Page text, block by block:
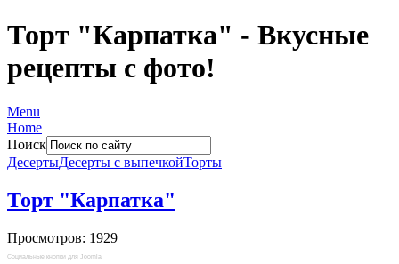
Торт "Карпатка" - Вкусные
рецепты с фото!
Menu
Home
Поиск
ДесертыДесерты с выпечкойТорты
Торт "Карпатка"
Просмотров: 1929
Социальные кнопки для Joomla